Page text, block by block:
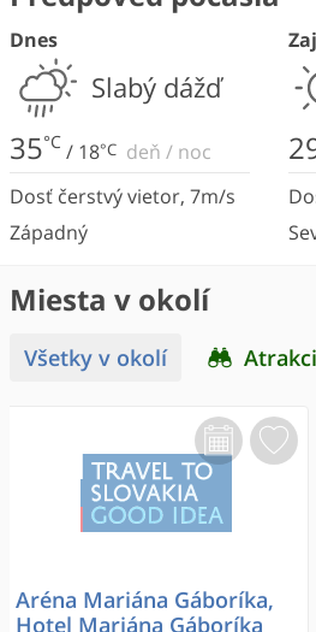
Dnes
Slabý dážď
35°C / 18°C deň / noc
Dosť čerstvý vietor, 7m/s
Západný
Miesta v okolí
Všetky v okolí
Aréna Mariána Gáboríka,
Hotel Mariána Gáboríka